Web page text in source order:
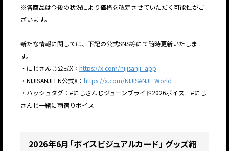
※各商品は今後の状況により価格を改定させていただく可能性がご
ざいます。
新たな情報に関しては、下記の公式SNS等にて随時更新いたしま
す。
・にじさんじ公式X： https://x.com/nijisanji_app
・NIJISANJI EN公式X： https://x.com/NIJISANJI_World
・ハッシュタグ：#にじさんじジューンブライド2026ボイス #にじ
さんじ一緒に雨宿りボイス
2026年6月「ボイスビジュアルカード」 グッズ紹